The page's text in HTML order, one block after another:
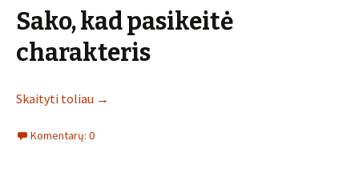
Sako, kad pasikeitė
charakteris
Skaityti toliau →
Komentarų: 0